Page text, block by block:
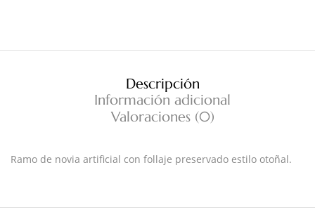
Descripción
Información adicional
Valoraciones (0)
Ramo de novia artificial con follaje preservado estilo otoñal.